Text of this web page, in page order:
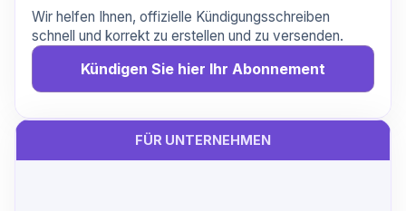
Wir helfen Ihnen, offizielle Kündigungsschreiben
schnell und korrekt zu erstellen und zu versenden.
Kündigen Sie hier Ihr Abonnement
FÜR UNTERNEHMEN